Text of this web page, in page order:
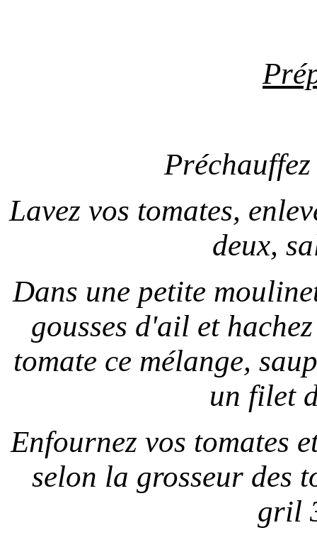
Lavez vos tomates,
deux,
Dans une petite
gousses d'ail et
tomate ce mélange,
un filet
Enfournez vos tomates
selon la grosseur des
gril